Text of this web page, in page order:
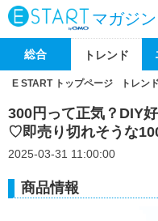
マガジン
総合 トレンド
E START トップページ トレンド
300円って正気？DIY
♡即売り切れそうな
2025-03-31 11:00:00
商品情報